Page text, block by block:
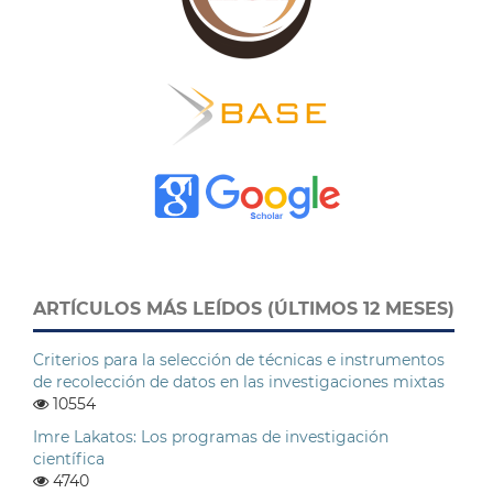
ARTÍCULOS MÁS LEÍDOS (ÚLTIMOS 12 MESES)
Criterios para la selección de técnicas e instrumentos
de recolección de datos en las investigaciones mixtas
10554
Imre Lakatos: Los programas de investigación
científica
4740